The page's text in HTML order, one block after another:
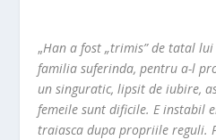
„Han a fost „trimis” de tatal
familia suferinda, pentru a-l
un singuratic, lipsit de iubire,
femeile sunt dificile. E instabil
traiasca dupa propriile reguli.